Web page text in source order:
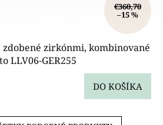
€360,70
–15 %
zdobené zirkónmi, kombinované
LLV06-GER255
DO KOŠÍKA